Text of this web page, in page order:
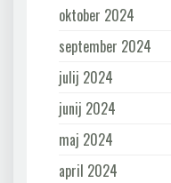
oktober 2024
september 2024
julij 2024
junij 2024
maj 2024
april 2024